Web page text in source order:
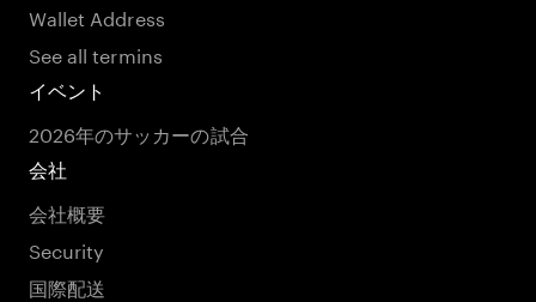
Wallet Address
See all termins
イベント
2026年のサッカーの試合
会社
会社概要
Security
国際配送